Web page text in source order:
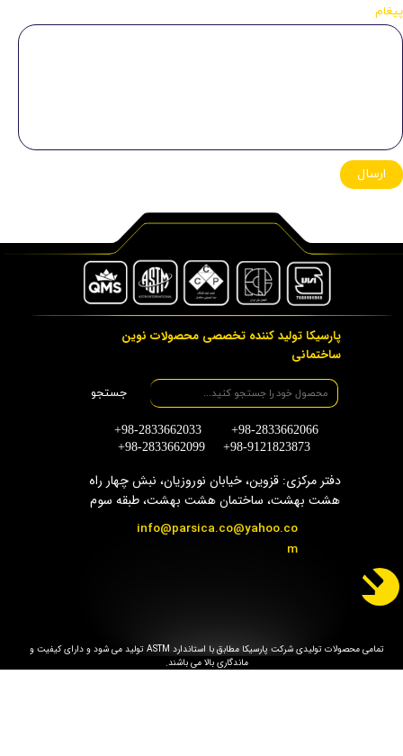
پیغام
ارسال
پارسیکا تولید کننده تخصصی محصولات نوین
ساختمانی
دفتر مرکزی: قزوین، خیابان نوروزیان، نبش چهار راه
هشت بهشت، ساختمان هشت بهشت، طبقه سوم
+98-2833662033 +98-2833662066
+98-2833662099 +98-9121823873
info@parsica.co@yahoo.co
m
تمامی محصولات تولیدی شرکت پارسیکا مطابق با استاندارد ASTM تولید می شود و دارای کیفیت و
ماندگاری بالا می باشند.
جستجو